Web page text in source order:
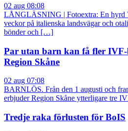
02 aug 08:08
LÅNGLÄSNING | Fotoextra: En hyrd
veckor på italienska landsvägar och
bönder och […]
Par utan barn kan få fler
Region Skåne
02 aug 07:08
BARNLÖS. Från den 1 augusti och
erbjuder Region Skåne ytterligare tre
Tredje raka förlusten för BoIS